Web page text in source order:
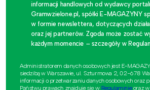
informacji handlowych od wydawcy
Gramwzielone.pl, spółki E-MAGAZYNY
w formie newslettera, dotyczących
oraz jej partnerów. Zgoda może zostać
każdym momencie – szczegóły w
Administratorem danych osobowych jest E-
siedzibą w Warszawie, ul. Szturmowa 2, 02-678
informacji o przetwarzaniu danych osobowych oraz
Państwu prawach znajduje się w Regulaminieoraz w